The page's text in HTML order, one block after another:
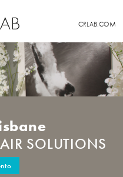
CRLAB.COM
SOLUTIONS